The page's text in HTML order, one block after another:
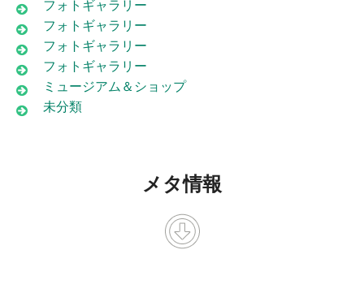
フォトギャラリー
フォトギャラリー
フォトギャラリー
フォトギャラリー
ミュージアム＆ショップ
未分類
メタ情報